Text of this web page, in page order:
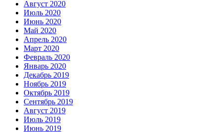
Август 2020
Июль 2020
Июнь 2020
Май 2020
Апрель 2020
Март 2020
Февраль 2020
Январь 2020
Декабрь 2019
Ноябрь 2019
Октябрь 2019
Сентябрь 2019
Август 2019
Июль 2019
Июнь 2019